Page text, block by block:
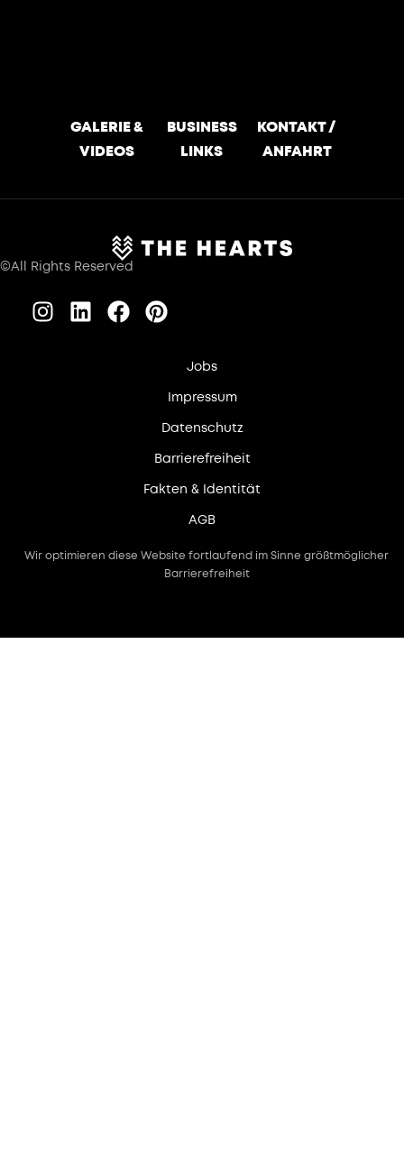
GALERIE &
VIDEOS
BUSINESS
LINKS
KONTAKT /
ANFAHRT
©All Rights Reserved
Jobs
Impressum
Datenschutz
Barrierefreiheit
Fakten & Identität
AGB
Wir optimieren diese Website fortlaufend im Sinne größtmöglicher
Barrierefreiheit